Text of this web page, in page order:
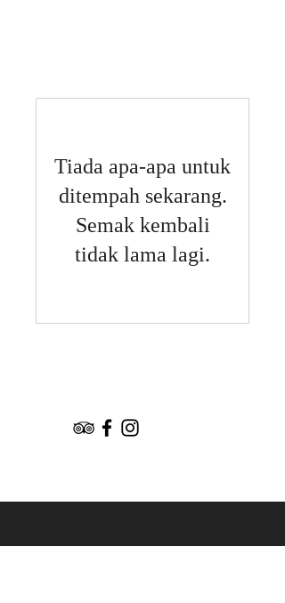
Tiada apa-apa untuk
ditempah sekarang.
Semak kembali
tidak lama lagi.